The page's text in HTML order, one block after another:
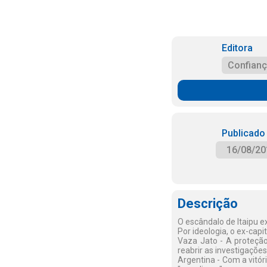
Editora
16/08/
Descrição
O escândalo de Itaipu
Por ideologia, o ex-
Vaza Jato - A
reabrir as
Argentina - Com a